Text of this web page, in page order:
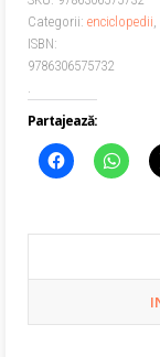
1001
ANECDOTE
din
lumea
politicii
stiinței
Categorii: enciclopedii
ISBN:
9786306575732
Partajează: